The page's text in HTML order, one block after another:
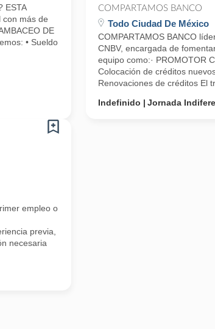
ESTA
con más de
DE
• Sueldo
COMPARTAMOS BANCO
Todo Ciudad De México
COMPARTAMOS BANCO
CNBV, encargada de
equipo como:· PROMOTOR
Colocación de créditos
Renovaciones de créditos El
Indefinido
Jornada
empleo o
previa,
necesaria